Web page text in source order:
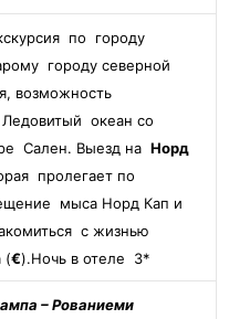
по городу
городу северной
возможность
океан со
Сален. Выезд на Норд
пролегает по
мыса Норд Кап и
с жизнью
(€).Ночь в отеле 3*
– Рованиеми